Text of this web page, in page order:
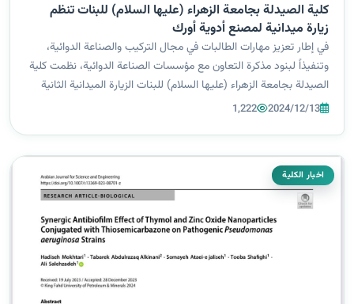
كلية الصيدلة بجامعة الزهراء (عليها السلام) للبنات تنظم
زيارة ميدانية لمصنع أدوية أورك
في إطار تعزيز مهارات الطالبات في مجال التركيب والصناعة الدوائية،
وتنفيذاً لبنود مذكرة التعاون مع مؤسسات الصناعة الدوائية، نظمت كلية
الصيدلة بجامعة الزهراء (عليها السلام) للبنات الزيارة الميدانية الثانية
لطالبات المرحلة الخامسة إلى مصنع أدوية أورك التابع للعتبة...
2024/12/13
1,222
اخبار الكلية